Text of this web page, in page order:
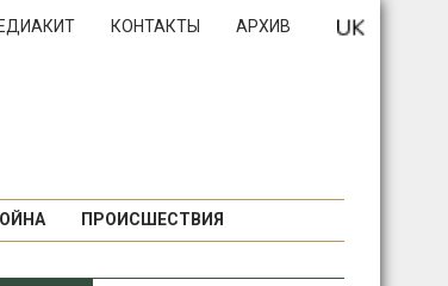
КОНТАКТЫ АРХИВ
ПРОИСШЕСТВИЯ